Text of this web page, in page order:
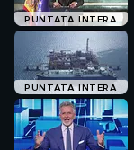
PUNTATA INTERA
PUNTATA INTERA